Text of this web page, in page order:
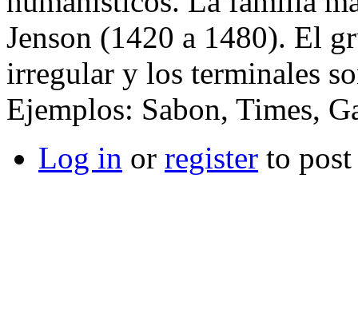
Jenson (1420 a 1480). El
irregular y los terminales
Ejemplos: Sabon, Times,
Log in or register to